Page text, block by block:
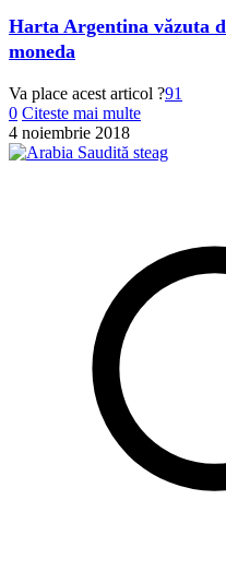
Harta Argentina văzuta
moneda
Va place acest articol ?91
0 Citeste mai multe
4 noiembrie 2018